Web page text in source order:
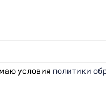
условия политики